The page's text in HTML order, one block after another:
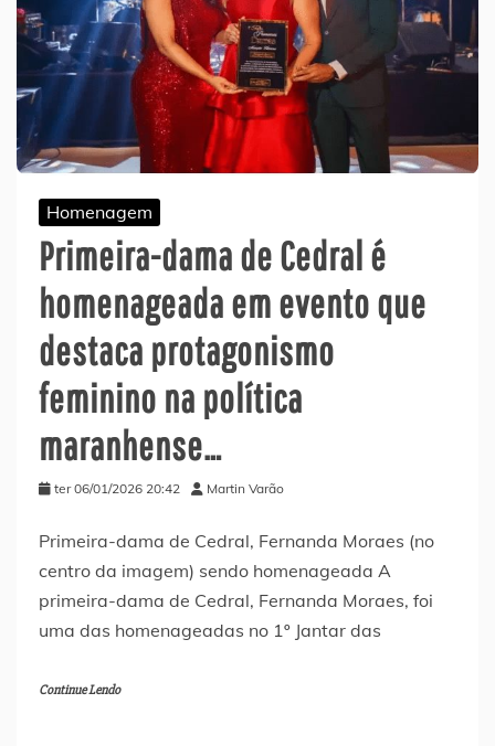
Homenagem
Primeira-dama de Cedral é
homenageada em evento que
destaca protagonismo
feminino na política
maranhense…
ter 06/01/2026 20:42 Martin Varão
Primeira-dama de Cedral, Fernanda Moraes (no
centro da imagem) sendo homenageada A
primeira-dama de Cedral, Fernanda Moraes, foi
uma das homenageadas no 1º Jantar das
Continue Lendo